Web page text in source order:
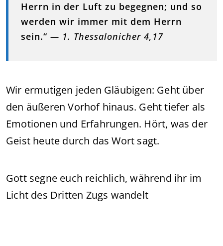
Herrn in der Luft zu begegnen; und so
werden wir immer mit dem Herrn
sein.“ — 1. Thessalonicher 4,17
Wir ermutigen jeden Gläubigen: Geht über
den äußeren Vorhof hinaus. Geht tiefer als
Emotionen und Erfahrungen. Hört, was der
Geist heute durch das Wort sagt.
Gott segne euch reichlich, während ihr im
Licht des Dritten Zugs wandelt